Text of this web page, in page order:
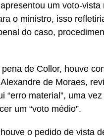
um voto-
o ministro, isso
do caso,
de Collor, houve
de Moraes,
“erro material”, uma
um “voto médio”.
o pedido de vista